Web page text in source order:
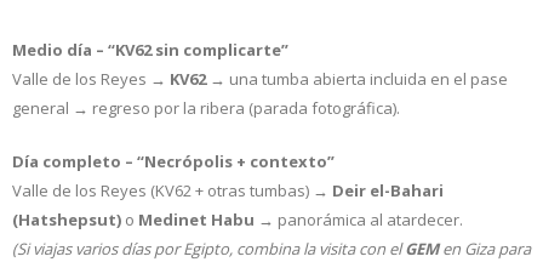
Medio día – “KV62 sin complicarte”
Valle de los Reyes → KV62→ una tumba abierta incluida en el pase
general → regreso por la ribera (parada fotográfica).
Día completo – “Necrópolis + contexto”
Valle de los Reyes (KV62 + otras tumbas) → Deir el-Bahari
(Hatshepsut) o Medinet Habu → panorámica al atardecer.
(Si viajas varios días por Egipto, combina la visita con elGEMen Giza para